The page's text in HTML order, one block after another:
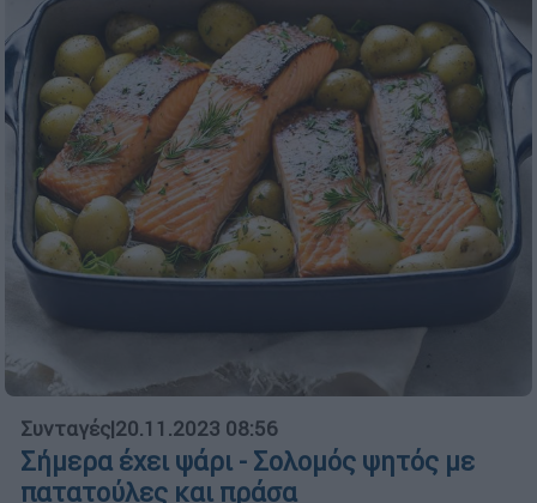
Συνταγές|20.11.2023 08:56
Σήμερα έχει ψάρι - Σολομός ψητός με
πατατούλες και πράσα